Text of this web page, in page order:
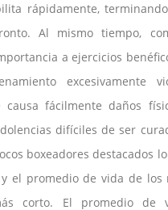
rápidamente,
Al mismo tiempo,
a ejercicios
excesivamente
causa fácilmente daños
difíciles de ser
boxeadores destacados
el promedio de vida de los
corto. El promedio de